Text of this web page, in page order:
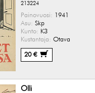
213224
Painovuosi: 1941
Asu: Skp
Kunto: K3
Kustantaja: Otava
20 €
Olli